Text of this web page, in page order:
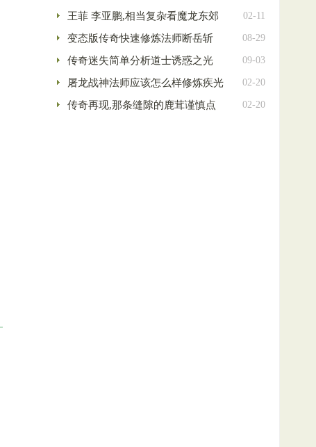
02-11
王菲 李亚鹏,相当复杂看魔龙东郊
08-29
变态版传奇快速修炼法师断岳斩
09-03
传奇迷失简单分析道士诱惑之光
02-20
屠龙战神法师应该怎么样修炼疾光
02-20
传奇再现,那条缝隙的鹿茸谨慎点